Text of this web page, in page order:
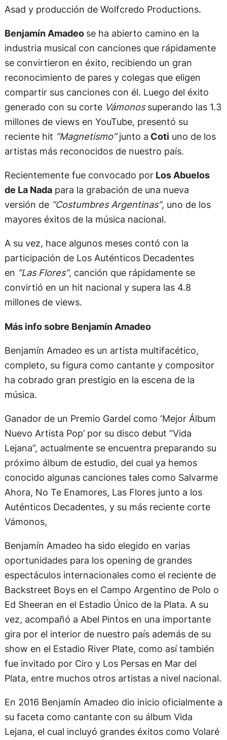
Asad y producción de Wolfcredo Productions.
Benjamín Amadeo se ha abierto camino en la
industria musical con canciones que rápidamente
se convirtieron en éxito, recibiendo un gran
reconocimiento de pares y colegas que eligen
compartir sus canciones con él. Luego del éxito
generado con su corte Vámonossuperando las 1.3
millones de views en YouTube, presentó su
reciente hit “Magnetismo”junto a Coti uno de los
artistas más reconocidos de nuestro país.
Recientemente fue convocado porLos Abuelos
de La Nadapara la grabación de una nueva
versión de “Costumbres Argentinas”, uno de los
mayores éxitos de la música nacional.
A su vez, hace algunos meses contó con la
participación de Los Auténticos Decadentes
en “Las Flores”, canción que rápidamente se
convirtió en un hit nacional y supera las 4.8
millones de views.
Más info sobre Benjamín Amadeo
Benjamín Amadeo es un artista multifacético,
completo, su figura como cantante y compositor
ha cobrado gran prestigio en la escena de la
música.
Ganador de un Premio Gardel como ‘Mejor Álbum
Nuevo Artista Pop’ por su disco debut “Vida
Lejana”, actualmente se encuentra preparando su
próximo álbum de estudio, del cual ya hemos
conocido algunas canciones tales como Salvarme
Ahora, No Te Enamores, Las Flores junto a los
Auténticos Decadentes, y su más reciente corte
Vámonos,
Benjamín Amadeo ha sido elegido en varias
oportunidades para los opening de grandes
espectáculos internacionales como el reciente de
Backstreet Boys en el Campo Argentino de Polo o
Ed Sheeran en el Estadio Único de la Plata. A su
vez, acompañó a Abel Pintos en una importante
gira por el interior de nuestro país además de su
show en el Estadio River Plate, como así también
fue invitado por Ciro y Los Persas en Mar del
Plata, entre muchos otros artistas a nivel nacional.
En 2016 Benjamín Amadeo dio inicio oficialmente a
su faceta como cantante con su álbum Vida
Lejana, el cual incluyó grandes éxitos como Volaré